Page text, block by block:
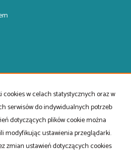
Kontakt
cookies w celach statystycznych oraz w
serwisów do indywidualnych potrzeb
dotyczących plików cookie można
modyfikując ustawienia przeglądarki.
zmian ustawień dotyczących cookies